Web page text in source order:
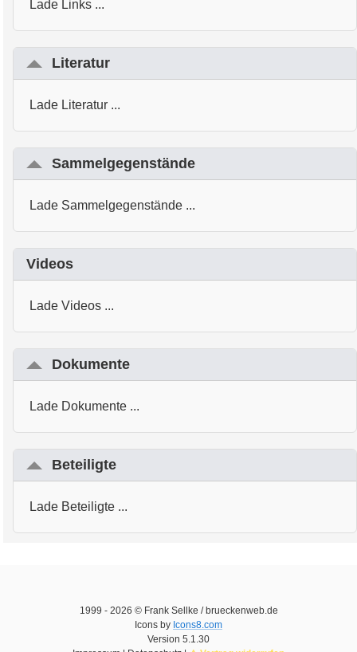
Lade Links ...
Literatur
Lade Literatur ...
Sammelgegenstände
Lade Sammelgegenstände ...
Videos
Lade Videos ...
Dokumente
Lade Dokumente ...
Beteiligte
Lade Beteiligte ...
1999 - 2026 © Frank Sellke / brueckenweb.de
Icons by Icons8.com
Version 5.1.30